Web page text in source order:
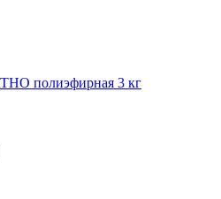
полиэфирная 3 кг